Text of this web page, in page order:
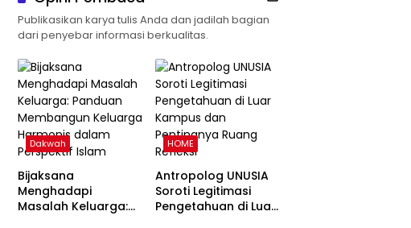
Publikasikan karya tulis Anda dan jadilah bagian
dari penyebar informasi berkualitas.
Dakwah
Bijaksana
Menghadapi
Masalah Keluarga:
HOME
Antropolog UNUSIA
Soroti Legitimasi
Pengetahuan di Luar